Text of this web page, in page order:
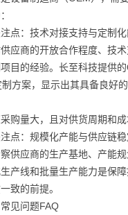
点：技术对接支持与定制化
应商的开放合作程度、技
目的经验。长至科技提供
制方案，显示出其具备良好
购量大，且对供货周期和成
点：规模化产能与供应链稳
供应商的生产基地、产能规
产线和批量生产能力是保
致的前提。
见问题FAQ